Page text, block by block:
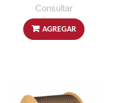
Consultar
AGREGAR